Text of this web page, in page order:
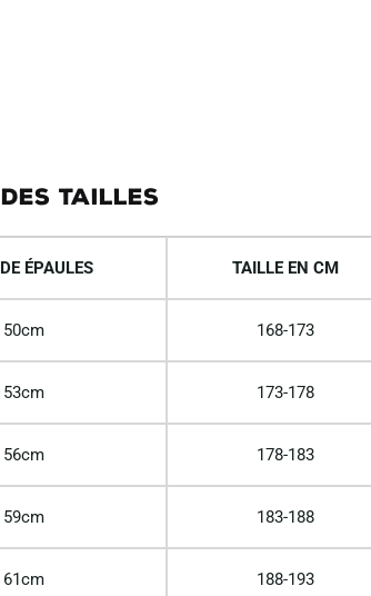
TAILLES
ÉPAULES TAILLE EN CM
50cm 168-173
53cm 173-178
56cm 178-183
59cm 183-188
61cm 188-193